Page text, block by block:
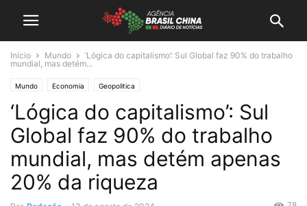
Início Mundo
‘Lógica do capitalismo’: Sul Global faz 90% do trabalho
mundial, mas detém...
Mundo Economia Geopolitica
‘Lógica do capitalismo’: Sul
Global faz 90% do trabalho
mundial, mas detém apenas
20% da riqueza